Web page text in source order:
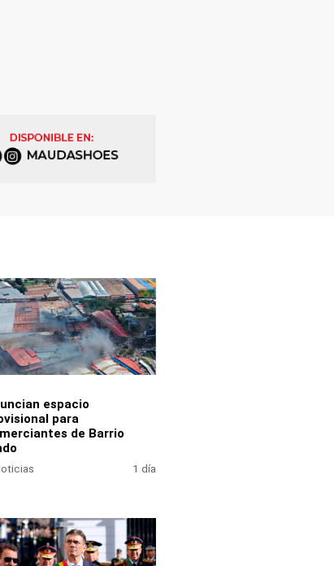
espacio
para
de Barrio
1 día